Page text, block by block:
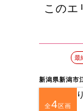
このエ
新潟県新潟市
最
全4区画